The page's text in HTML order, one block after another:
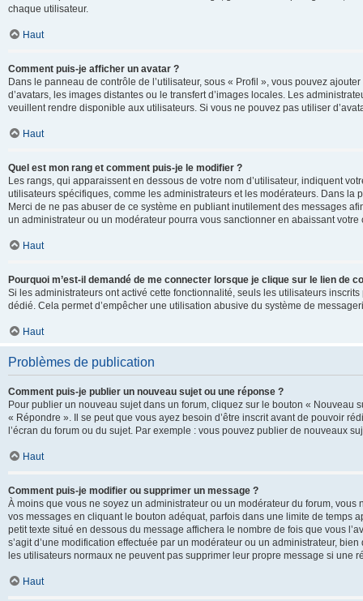
chaque utilisateur.
Haut
Comment puis-je afficher un avatar ?
Dans le panneau de contrôle de l’utilisateur, sous « Profil », vous pouvez
d’avatars, les images distantes ou le transfert d’images locales. Les
veuillent rendre disponible aux utilisateurs. Si vous ne pouvez pas utiliser
Haut
Quel est mon rang et comment puis-je le modifier ?
Les rangs, qui apparaissent en dessous de votre nom d’utilisateur, indiquent
utilisateurs spécifiques, comme les administrateurs et les modérateurs. Dans
Merci de ne pas abuser de ce système en publiant inutilement des messages
un administrateur ou un modérateur pourra vous sanctionner en abaissant votre
Haut
Pourquoi m’est-il demandé de me connecter lorsque je clique sur le lien de
Si les administrateurs ont activé cette fonctionnalité, seuls les utilisateurs
dédié. Cela permet d’empêcher une utilisation abusive du système de
Haut
Problèmes de publication
Comment puis-je publier un nouveau sujet ou une réponse ?
Pour publier un nouveau sujet dans un forum, cliquez sur le bouton «
« Répondre ». Il se peut que vous ayez besoin d’être inscrit avant de pouvoir
l’écran du forum ou du sujet. Par exemple : vous pouvez publier de nouveaux
Haut
Comment puis-je modifier ou supprimer un message ?
À moins que vous ne soyez un administrateur ou un modérateur du forum,
vos messages en cliquant le bouton adéquat, parfois dans une limite de temps
petit texte situé en dessous du message affichera le nombre de fois que vous
s’agit d’une modification effectuée par un modérateur ou un administrateur,
les utilisateurs normaux ne peuvent pas supprimer leur propre message si une
Haut